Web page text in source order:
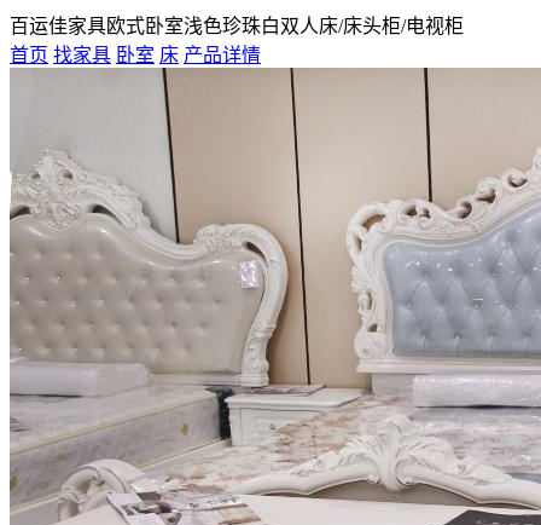
百运佳家具欧式卧室浅色珍珠白双人床/床头柜/电视柜
首页 找家具 卧室 床 产品详情